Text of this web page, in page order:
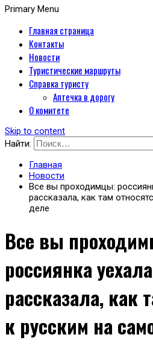
Primary Menu
Главная страница
Контакты
Новости
Туристические маршруты
Справка туристу
Аптечка в дорогу
О комитете
Skip to content
Найти:
Главная
Новости
Все вы проходимцы:
рассказала, как там
деле
Все вы
россиянка
рассказала, как
к русским на